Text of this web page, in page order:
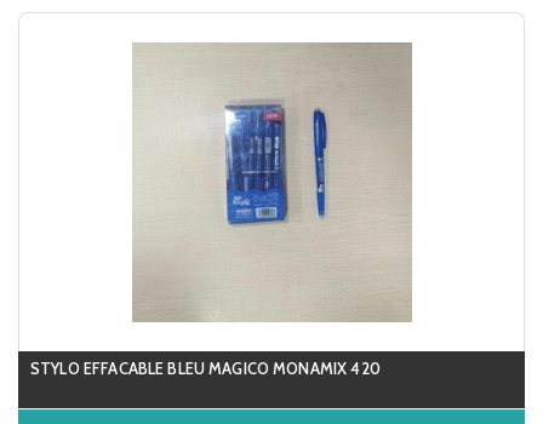
STYLO EFFACABLE BLEU MAGICO MONAMIX 420